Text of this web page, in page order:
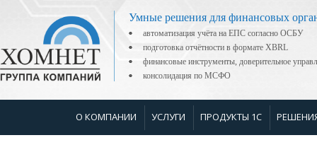
Умные решения для финансовых
автоматизация учёта на ЕПС согласно ОСБУ
подготовка отчётности в формате XBRL
финансовые инструменты, доверительное
консолидация по МСФО
О КОМПАНИИ УСЛУГИ ПРОДУКТЫ 1С